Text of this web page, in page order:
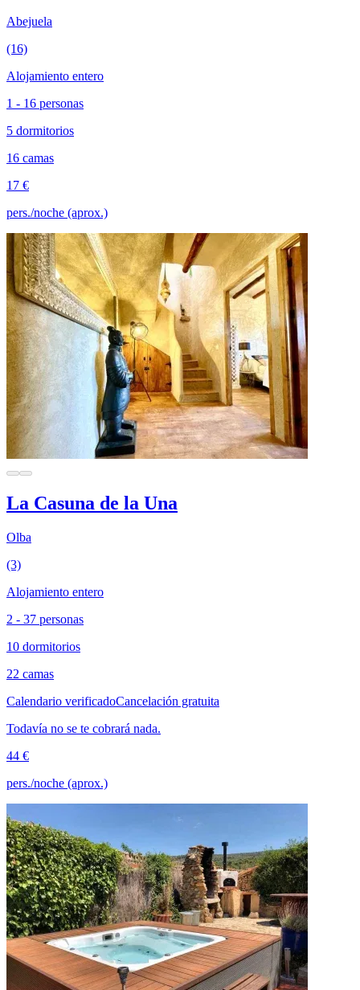
Abejuela
(16)
Alojamiento entero
1 - 16 personas
5 dormitorios
16 camas
17 €
pers./noche (aprox.)
La Casuna de la Una
Olba
(3)
Alojamiento entero
2 - 37 personas
10 dormitorios
22 camas
Calendario verificadoCancelación gratuita
Todavía no se te cobrará nada.
44 €
pers./noche (aprox.)